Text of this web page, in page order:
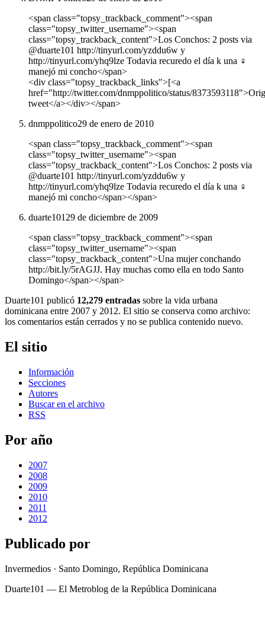
<span class="topsy_trackback_comment"><span
class="topsy_twitter_username"><span
class="topsy_trackback_content">Los Conchos: 2 posts via
@duarte101 http://tinyurl.com/yzddu6w y
http://tinyurl.com/yhq9lze Todavia recuredo el día k una ♀
manejó mi concho</span>
<div class="topsy_trackback_links">[<a
href="http://twitter.com/dnmppolitico/status/
tweet</a></div></span>
dnmppolitico29 de enero de 2010
<span class="topsy_trackback_comment"><span
class="topsy_twitter_username"><span
class="topsy_trackback_content">Los Conchos: 2 posts via
@duarte101 http://tinyurl.com/yzddu6w y
http://tinyurl.com/yhq9lze Todavia recuredo el día k una ♀
manejó mi concho</span></span>
duarte101 29 de diciembre de 2009
<span class="topsy_trackback_comment"><span
class="topsy_twitter_username"><span
class="topsy_trackback_content">Una mujer conchando
http://bit.ly/5rAGJJ. Hay muchas como ella en todo Santo
Domingo</span></span>
Duarte101 publicó 12,279 entradas sobre la vida urbana
dominicana entre 2007 y 2012. El sitio se conserva como archivo:
los comentarios están cerrados y no se publica contenido nuevo.
El sitio
Información
Secciones
Autores
Buscar en el archivo
RSS
Por año
2007
2008
2009
2010
2011
2012
Publicado por
Invermedios · Santo Domingo, República Dominicana
Duarte101 — El Metroblog de la República Dominicana